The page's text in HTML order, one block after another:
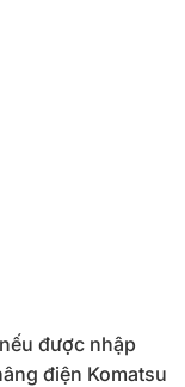
được nhập
điện Komatsu